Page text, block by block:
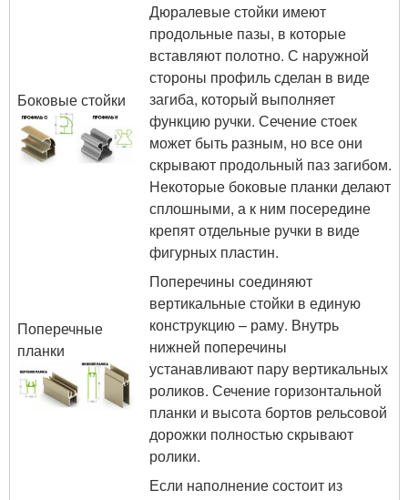
Боковые стойки
Дюралевые стойки имеют
продольные пазы, в которые
вставляют полотно. С наружной
стороны профиль сделан в виде
загиба, который выполняет
функцию ручки. Сечение стоек
может быть разным, но все они
скрывают продольный паз загибом.
Некоторые боковые планки делают
сплошными, а к ним посередине
крепят отдельные ручки в виде
фигурных пластин.
Поперечные
планки
Поперечины соединяют
вертикальные стойки в единую
конструкцию – раму. Внутрь
нижней поперечины
устанавливают пару вертикальных
роликов. Сечение горизонтальной
планки и высота бортов рельсовой
дорожки полностью скрывают
ролики.
Если наполнение состоит из